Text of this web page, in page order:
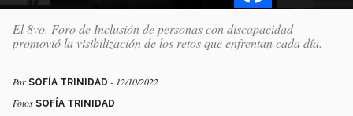
El 8vo. Foro de Inclusión de personas con discapacidad
promovió la visibilización de los retos que enfrentan cada día.
Por SOFÍA TRINIDAD - 12/10/2022
Fotos SOFÍA TRINIDAD